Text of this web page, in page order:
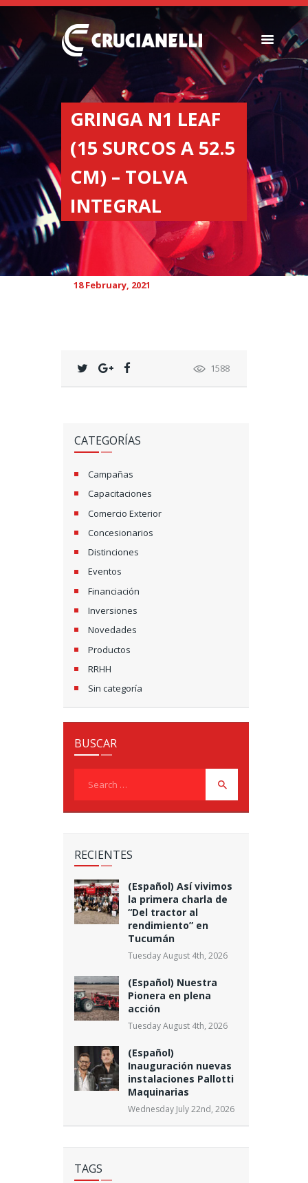
GRINGA N1 LEAF
(15 SURCOS A 52.5
CM) – TOLVA
INTEGRAL
SEEDERS
FERTILIZER
SPREADERS
ABOUT US
DEALERSHIPS
NEWS
COMPANY
CONTACT
18 February, 2021
1588
CATEGORÍAS
Campañas
Capacitaciones
Comercio Exterior
Concesionarios
Distinciones
Eventos
Financiación
Inversiones
Novedades
Productos
RRHH
Sin categoría
BUSCAR
RECIENTES
(Español) Así vivimos
la primera charla de
“Del tractor al
rendimiento” en
Tucumán
Tuesday August 4th, 2026
(Español) Nuestra
Pionera en plena
acción
Tuesday August 4th, 2026
(Español)
Inauguración nuevas
instalaciones Pallotti
Maquinarias
Wednesday July 22nd, 2026
TAGS